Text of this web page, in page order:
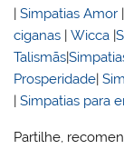
|Simpatias Amor
ciganas |Wicca |
Talismãs|
Prosperidade|
|Simpatias para
Partilhe,